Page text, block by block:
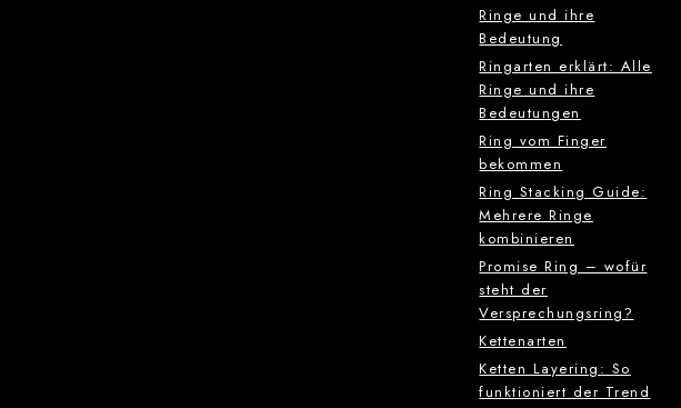
Ringe und ihre
Bedeutung
Ringarten erklärt: Alle
Ringe und ihre
Bedeutungen
Ring vom Finger
bekommen
Ring Stacking Guide:
Mehrere Ringe
kombinieren
Promise Ring – wofür
steht der
Versprechungsring?
Kettenarten
Ketten Layering: So
funktioniert der Trend